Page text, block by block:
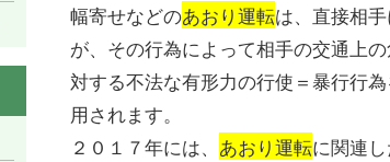
幅寄せなどのあおり運転は、直接相
が、その行為によって相手の交通上
対する不法な有形力の行使＝暴行行
用されます。
２０１７年には、 あおり運転に関連